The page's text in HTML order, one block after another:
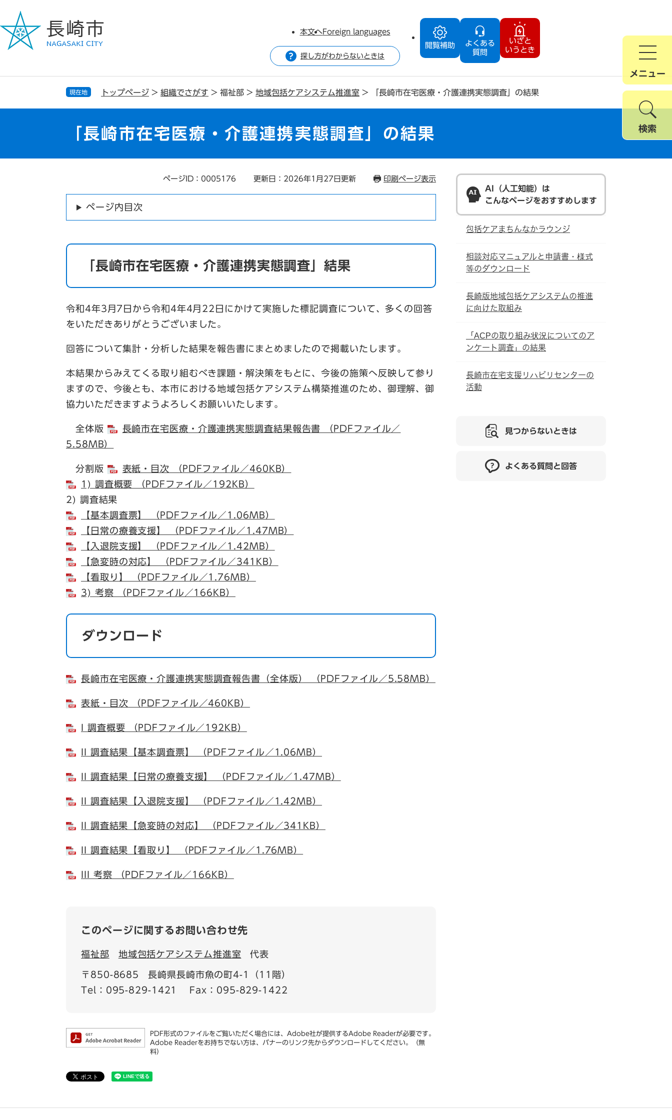
ジ
で
ュ
ば
閲覧補助
よくある
質問
いざと
いうとき
本文へForeign languages
探し方がわからないときは
メニュー
検索
現在地 トップページ > 組織でさがす > 福祉部 > 地域包括ケアシステム推進室 > 「長崎市在宅医療・介護連携実態調査」の結果
「長崎市在宅医療・介護連携実態調査」の結果
ページID：0005176 更新日：2026年1月27日更新 印刷ページ表示
ページ内目次
「長崎市在宅医療・介護連携実態調査」結果
令和4年3月7日から令和4年4月22日にかけて実施した標記調査について、多くの回答
をいただきありがとうございました。
回答について集計・分析した結果を報告書にまとめましたので掲載いたします。
本結果からみえてくる取り組むべき課題・解決策をもとに、今後の施策へ反映して参り
ますので、今後とも、本市における地域包括ケアシステム構築推進のため、御理解、御
協力いただきますようよろしくお願いいたします。
全体版
長崎市在宅医療・介護連携実態調査結果報告書 （PDFファイル／
5.58MB）
分割版
表紙・目次 （PDFファイル／460KB）
1) 調査概要 （PDFファイル／192KB）
2) 調査結果
【基本調査票】 （PDFファイル／1.06MB）
【日常の療養支援】 （PDFファイル／1.47MB）
【入退院支援】 （PDFファイル／1.42MB）
【急変時の対応】 （PDFファイル／341KB）
【看取り】 （PDFファイル／1.76MB）
3) 考察 （PDFファイル／166KB）
ダウンロード
長崎市在宅医療・介護連携実態調査報告書（全体版） （PDFファイル／5.58MB）
表紙・目次 （PDFファイル／460KB）
I 調査概要 （PDFファイル／192KB）
II 調査結果【基本調査票】 （PDFファイル／1.06MB）
II 調査結果【日常の療養支援】 （PDFファイル／1.47MB）
II 調査結果【入退院支援】 （PDFファイル／1.42MB）
II 調査結果【急変時の対応】 （PDFファイル／341KB）
II 調査結果【看取り】 （PDFファイル／1.76MB）
III 考察 （PDFファイル／166KB）
このページに関するお問い合わせ先
福祉部 地域包括ケアシステム推進室 代表
〒850-8685
長崎県長崎市魚の町4-1（11階）
Tel：095-829-1421
Fax：095-829-1422
PDF形式のファイルをご覧いただく場合には、Adobe社が提供するAdobe Readerが必要です。
Adobe Readerをお持ちでない方は、バナーのリンク先からダウンロードしてください。（無
料）
AI（人工知能）は
こんなページをおすすめします
包括ケアまちんなかラウンジ
相談対応マニュアルと申請書・様式
等のダウンロード
長崎版地域包括ケアシステムの推進
に向けた取組み
「ACPの取り組み状況についてのア
ンケート調査」の結果
長崎市在宅支援リハビリセンターの
活動
見つからないときは
よくある質問と回答